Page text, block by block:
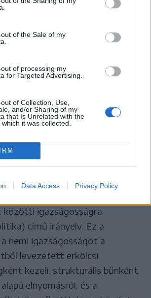
of the Sale of my
of processing my
for Targeted Advertising.
of Collection, Use,
and/or Sharing of my
that Is Unrelated with the
it was collected.
Data Access Privacy Policy
Vilmos püspök az MTI
szerint a
utóbbi években
„balliberális”
idéző
vállalásai
háttérben.
közötti igazságosságra
című irányelv. Ez a
nemi igazságosságot a
levezetett erkölcsi
kezeli, strukturális bűnként
elnyomásról, és a